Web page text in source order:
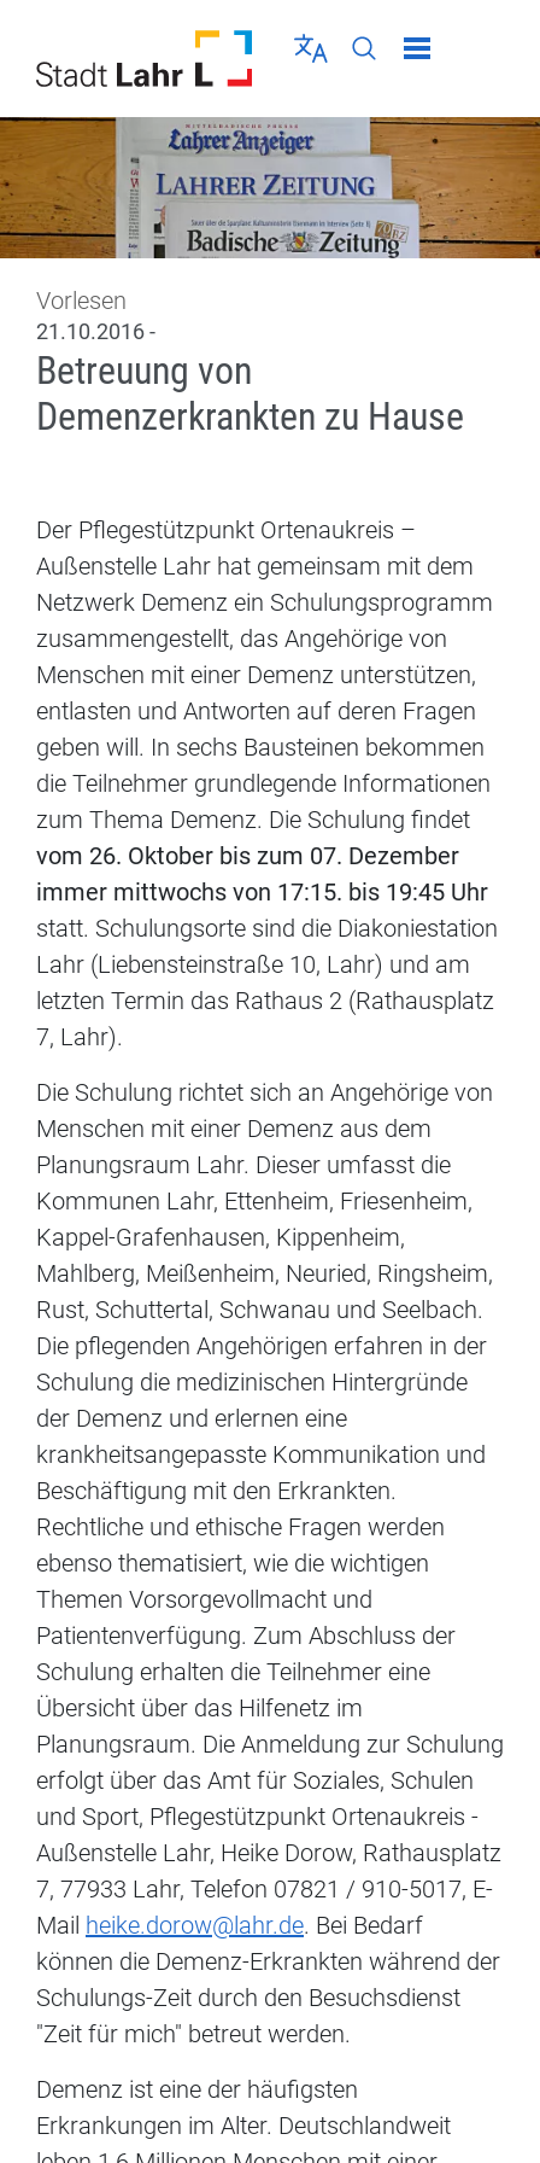
Sprache wählen
Seiten-Suche
Menü schließen
Vorlesen
21.10.2016 -
Betreuung von
Demenzerkrankten zu Hause
Der Pflegestützpunkt Ortenaukreis –
Außenstelle Lahr hat gemeinsam mit dem
Netzwerk Demenz ein Schulungsprogramm
zusammengestellt, das Angehörige von
Menschen mit einer Demenz unterstützen,
entlasten und Antworten auf deren Fragen
geben will. In sechs Bausteinen bekommen
die Teilnehmer grundlegende Informationen
zum Thema Demenz. Die Schulung findet
vom 26. Oktober bis zum 07. Dezember
immer mittwochs von 17:15. bis 19:45 Uhr
statt. Schulungsorte sind die Diakoniestation
Lahr (Liebensteinstraße 10, Lahr) und am
letzten Termin das Rathaus 2 (Rathausplatz
7, Lahr).
Die Schulung richtet sich an Angehörige von
Menschen mit einer Demenz aus dem
Planungsraum Lahr. Dieser umfasst die
Kommunen Lahr, Ettenheim, Friesenheim,
Kappel-Grafenhausen, Kippenheim,
Mahlberg, Meißenheim, Neuried, Ringsheim,
Rust, Schuttertal, Schwanau und Seelbach.
Die pflegenden Angehörigen erfahren in der
Schulung die medizinischen Hintergründe
der Demenz und erlernen eine
krankheitsangepasste Kommunikation und
Beschäftigung mit den Erkrankten.
Rechtliche und ethische Fragen werden
ebenso thematisiert, wie die wichtigen
Themen Vorsorgevollmacht und
Patientenverfügung. Zum Abschluss der
Schulung erhalten die Teilnehmer eine
Übersicht über das Hilfenetz im
Planungsraum. Die Anmeldung zur Schulung
erfolgt über das Amt für Soziales, Schulen
und Sport, Pflegestützpunkt Ortenaukreis -
Außenstelle Lahr, Heike Dorow, Rathausplatz
7, 77933 Lahr, Telefon 07821 / 910-5017, E-
Mail heike.dorow@lahr.de. Bei Bedarf
können die Demenz-Erkrankten während der
Schulungs-Zeit durch den Besuchsdienst
"Zeit für mich" betreut werden.
Demenz ist eine der häufigsten
Erkrankungen im Alter. Deutschlandweit